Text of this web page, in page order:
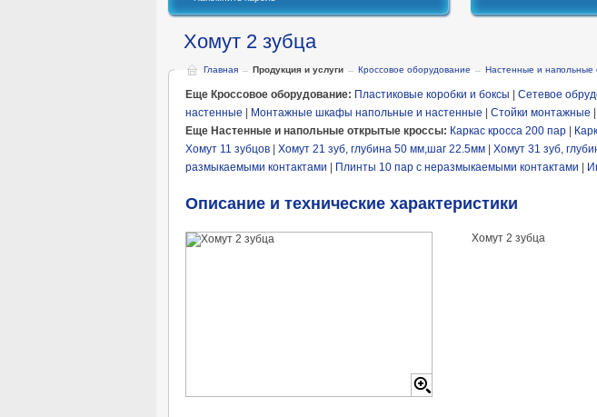
Хомут 2 зубца
Главная → Продукция и услуги → Кроссовое оборудование → Настенные и напольные
Еще Кроссовое оборудование: Пластиковые коробки и боксы Сетевое
настенные
Монтажные шкафы напольные и настенные Стойки монтажные
Еще Настенные и напольные открытые кроссы: Каркас кросса 200 пар
Хомут 11 зубцов
Хомут 21 зуб, глубина 50 мм,шаг 22.5мм Хомут 31 зуб,
размыкаемыми контактами
Плинты 10 пар с неразмыкаемыми контактами
Описание и технические характеристики
Хомут 2 зубца